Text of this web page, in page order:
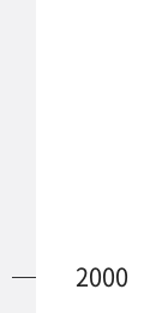
2000